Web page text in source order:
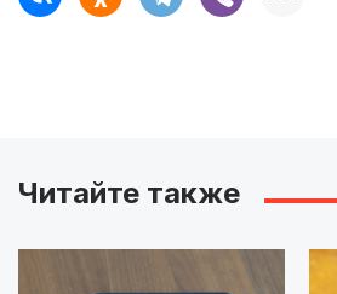
Читайте также